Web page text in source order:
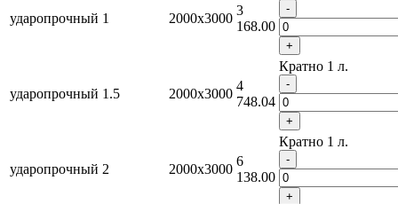
ударопрочный 1 2000x3000
3
168.00
-
+
ударопрочный 1.5 2000x3000
4
748.04
Кратно 1 л.
-
+
ударопрочный 2 2000x3000
6
138.00
Кратно 1 л.
-
+